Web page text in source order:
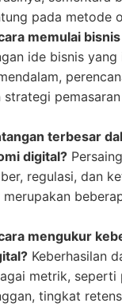
pada metode
memulai
ide bisnis
strategi
terbesar
digital?
regulasi, dan
mengukur
Keberhasilan
metrik, seperti
tingkat